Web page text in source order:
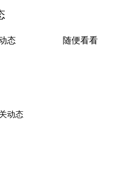
态 随便看看
动态